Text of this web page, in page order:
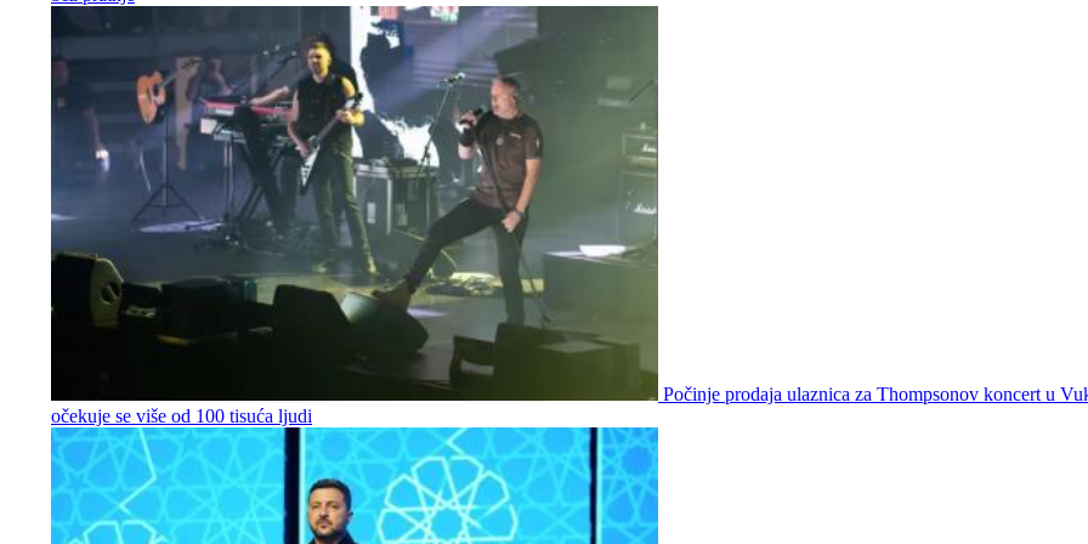
Počinje prodaja ulaznica za Thompsonov koncert u
očekuje se više od 100 tisuća ljudi